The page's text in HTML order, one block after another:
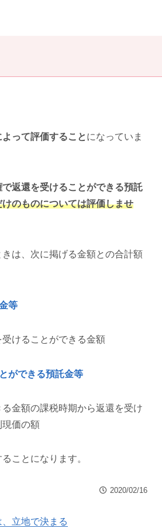
って評価することになっていま
返還を受けることができる預託
のものについては評価しませ
は、次に掲げる金額との合計額
等
けることができる金額
ができる預託金等
金額の課税時期から返還を受け
現価の額
ことになります。
2020/02/16
立地で決まる